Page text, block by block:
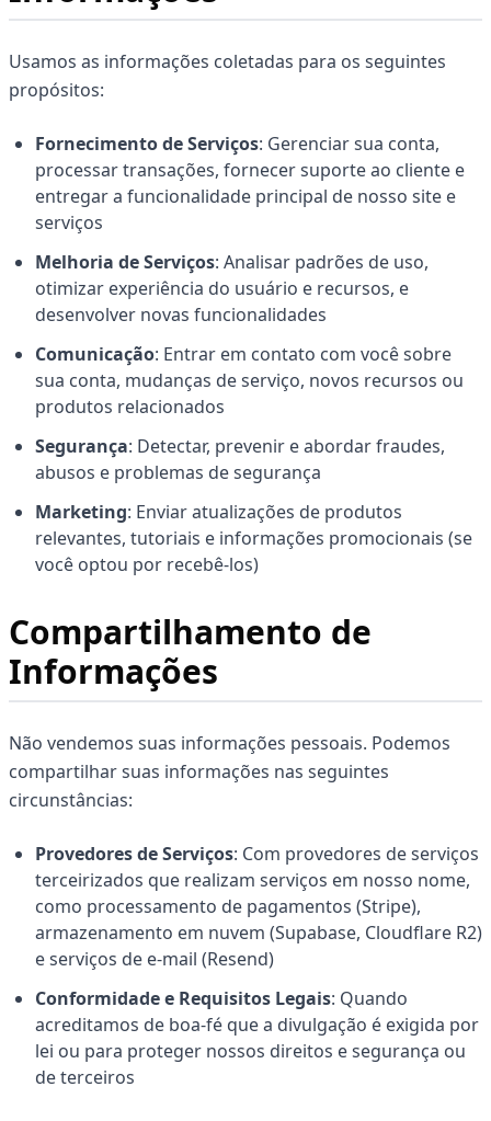
Usamos as informações coletadas para os seguintes
propósitos:
Fornecimento de Serviços: Gerenciar sua conta,
processar transações, fornecer suporte ao cliente e
entregar a funcionalidade principal de nosso site e
serviços
Melhoria de Serviços: Analisar padrões de uso,
otimizar experiência do usuário e recursos, e
desenvolver novas funcionalidades
Comunicação: Entrar em contato com você sobre
sua conta, mudanças de serviço, novos recursos ou
produtos relacionados
Segurança: Detectar, prevenir e abordar fraudes,
abusos e problemas de segurança
Marketing: Enviar atualizações de produtos
relevantes, tutoriais e informações promocionais (se
você optou por recebê-los)
Compartilhamento de
Informações
Não vendemos suas informações pessoais. Podemos
compartilhar suas informações nas seguintes
circunstâncias:
Provedores de Serviços: Com provedores de serviços
terceirizados que realizam serviços em nosso nome,
como processamento de pagamentos (Stripe),
armazenamento em nuvem (Supabase, Cloudflare R2)
e serviços de e-mail (Resend)
Conformidade e Requisitos Legais: Quando
acreditamos de boa-fé que a divulgação é exigida por
lei ou para proteger nossos direitos e segurança ou
de terceiros